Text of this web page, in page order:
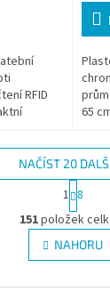
RFID
a jejich
65
O
v
l
á
NAČÍST 20
S
t
r
á
n
k
v
1 8
151položek
NAHORU